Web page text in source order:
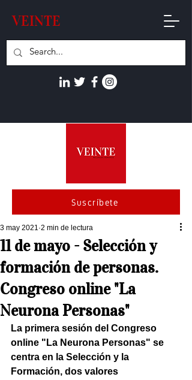
VEINTE
Suscríbete
11 de mayo - Selección y
formación de personas.
Congreso online "La
Neurona Personas"
3 may 2021 2 min de lectura
La primera sesión del Congreso
online "La Neurona Personas" se
centra en la Selección y la
Formación, dos valores